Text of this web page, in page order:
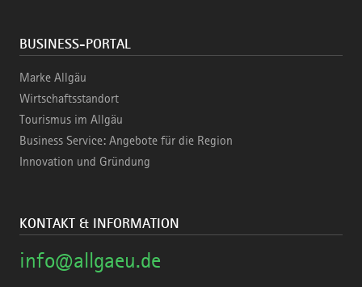
BUSINESS-PORTAL
Marke Allgäu
Wirtschaftsstandort
Tourismus im Allgäu
Business Service: Angebote für die Region
Innovation und Gründung
KONTAKT & INFORMATION
info@allgaeu.de